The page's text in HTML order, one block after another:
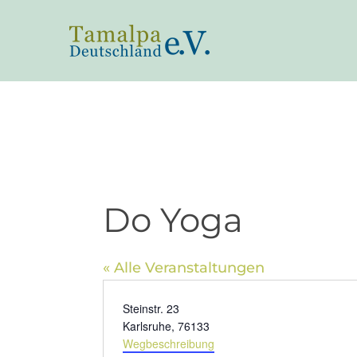
Do Yoga
« Alle Veranstaltungen
Adresse
Steinstr. 23
Karlsruhe, 76133
Wegbeschreibung